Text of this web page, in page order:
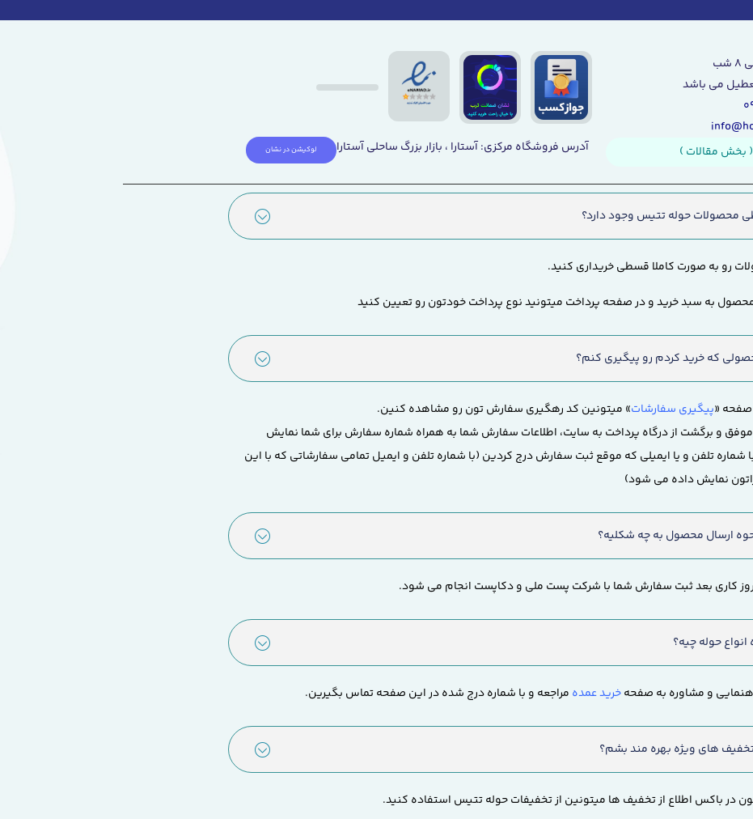
خاص حوله است که معمولاً به‌صورت ست طراحی می شود. حوله های عروس و داماد دارای دسته‌بندی خاص خود هستند و شامل مجموعه ای از حوله ها می شوند. کاربرد این حوله
جهیزیه عروس است، سبب شده تا این حوله تزئین بیشتری داشته باشند و تولیدکنندگان از ابزارهای مختلف نظیر روبان و.. برای زیباسازی هر چه بیشتر این مدل حوله استفاده کنند.
عروس و داماد دارای مدل تکی هم هستند. نوع تک این حوله ها شامل حوله های تن‌پوشی می شود که به آنها روبدوشامبر هم گفته می شود.
می باشد
بخش مقالات )
آدرس فروشگاه مرکزی: آستارا ، بازار بزرگ ساحلی آستارا لوکیشن در نشان
محصولات حوله تتیس وجود دارد؟
رو به صورت کاملا قسطی خریداری کنید.
به سبد خرید و در صفحه پرداخت میتونید نوع پرداخت خودتون رو تعیین کنید
که خرید کردم رو پیگیری کنم؟
صفحه «پیگیری سفارشات» میتونین کد رهگیری سفارش تون رو مشاهده کنین.
و برگشت از درگاه پرداخت به سایت، اطلاعات سفارش شما به همراه شماره سفارش برای شما نمایش
شماره تلفن و یا ایمیلی که موقع ثبت سفارش درج کردین (با شماره تلفن و ایمیل تمامی سفارشاتی که با این
نمایش داده می شود)
ارسال محصول به چه شکلیه؟
روز کاری بعد ثبت سفارش شما با شرکت پست ملی و دکاپست انجام می شود.
حوله چیه؟
و مشاوره به صفحهخرید عمده مراجعه و با شماره درج شده در این صفحه تماس بگیرین.
های ویژه بهره مند بشم؟
در باکس اطلاع از تخفیف ها میتونین از تخفیفات حوله تتیس استفاده کنید.